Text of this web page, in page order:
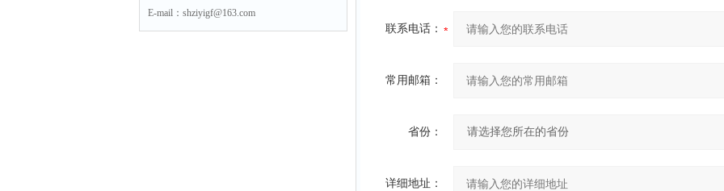
E-mail：shziyigf@163.com
联系电话：
常用邮箱：
省份：
详细地址：